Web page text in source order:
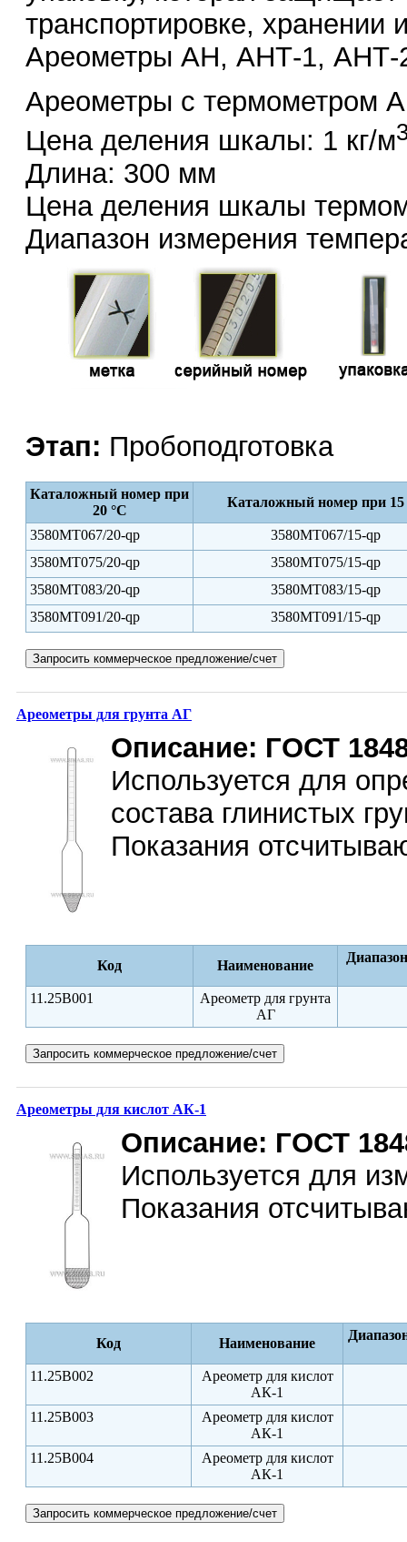
транспортировке, хранении
Ареометры АН, АНТ-1,
Ареометры с термометром
Цена деления шкалы: 1 кг/м
Длина: 300 мм
Цена деления шкалы
Диапазон измерения
Этап: Пробоподготовка
Каталожный номер при
20 °С
Каталожный номер при 15
3580MT067/20-qp
3580MT067/15-qp
3580MT075/20-qp
3580MT075/15-qp
3580MT083/20-qp
3580MT083/15-qp
3580MT091/20-qp
3580MT091/15-qp
Ареометры для грунта АГ
Описание: ГОСТ
Используется для
состава глинистых
Показания
Код Наименование
11.25B001
Ареометр для грунта
АГ
Ареометры для кислот АК-1
Описание: ГОСТ
Используется для
Показания
Код Наименование
11.25B002
Ареометр для кислот
АК-1
11.25B003
Ареометр для кислот
АК-1
11.25B004
Ареометр для кислот
АК-1